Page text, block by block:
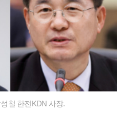
철 한전KDN 사장.